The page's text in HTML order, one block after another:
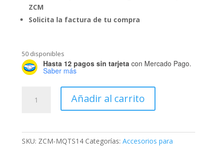
ZCM
Solicita la factura de tu compra
50 disponibles
Hasta 12 pagos sin tarjetacon Mercado Pago.
Saber más
Añadir al carrito
SKU: ZCM-MQTS14 Categorías: Accesorios para